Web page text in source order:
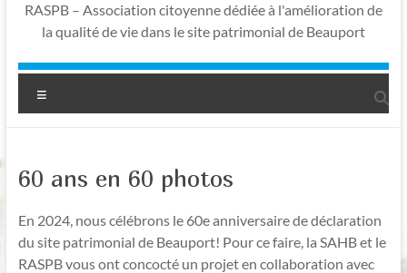
RASPB – Association citoyenne dédiée à l'amélioration de
la qualité de vie dans le site patrimonial de Beauport
60 ans en 60 photos
En 2024, nous célébrons le 60e anniversaire de déclaration
du site patrimonial de Beauport! Pour ce faire, la SAHB et le
RASPB vous ont concocté un projet en collaboration avec